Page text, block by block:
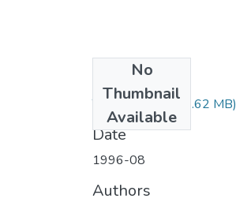
No
Thumbnail
Available
T-000014.pdf(69.62 MB)
Date
1996-08
Authors